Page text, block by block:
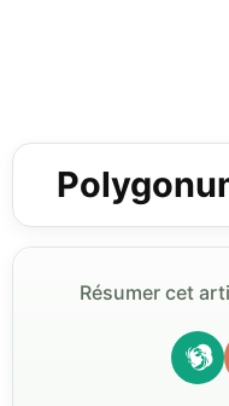
Résumer cet